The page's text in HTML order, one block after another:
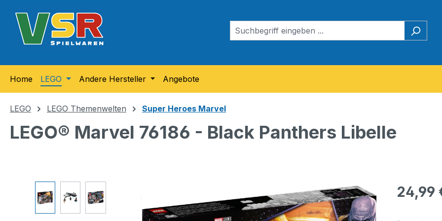
Hauptinhalt springen
Zur Suche springen
Zur Hauptnavigation springen
Home LEGO Andere Hersteller Angebote
LEGO LEGO Themenwelten Super Heroes Marvel
LEGO® Marvel 76186 - Black Panthers Libelle
Regulärer
24,99